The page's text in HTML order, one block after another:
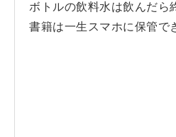
ボトルの飲料水は飲んだら
書籍は一生スマホに保管で